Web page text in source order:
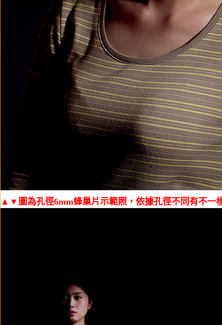
▲▼圖為孔徑6mm蜂巢片示範照，依據孔徑不同有不一